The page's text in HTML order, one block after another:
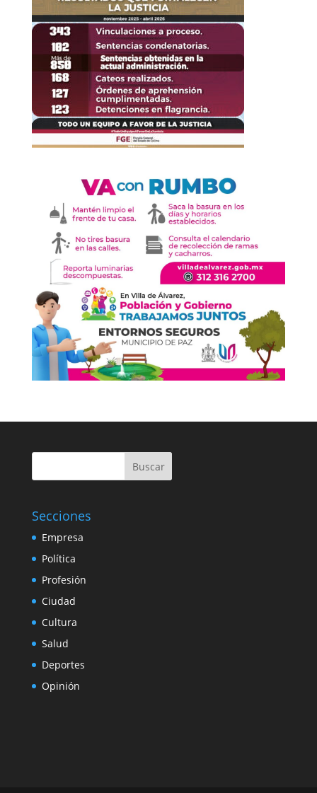
Buscar
Secciones
Empresa
Política
Profesión
Ciudad
Cultura
Salud
Deportes
Opinión